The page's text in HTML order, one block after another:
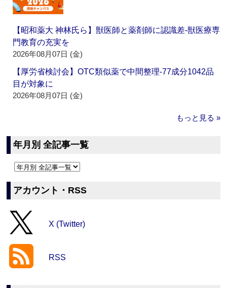
【昭和薬大 神林氏ら】獣医師と薬剤師に認識差‐獣医療専
門教育の充実を
2026年08月07日 (金)
【厚労省検討会】OTC類似薬で中間整理‐77成分1042品
目が対象に
2026年08月07日 (金)
もっと見る »
年月別 全記事一覧
アカウント・RSS
X (Twitter)
RSS